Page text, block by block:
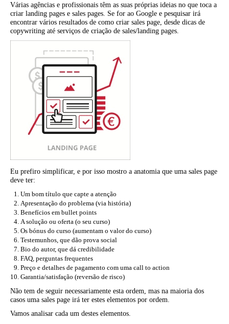
Várias agências e profissionais têm as suas próprias ideias no que toca a
criar landing pages e sales pages. Se for ao Google e pesquisar irá
encontrar vários resultados de como criar sales page, desde dicas de
copywriting até serviços de criação de sales/landing pages.
Eu prefiro simplificar, e por isso mostro a anatomia que uma sales page
deve ter:
Um bom título que capte a atenção
Apresentação do problema (via história)
Benefícios em bullet points
A solução ou oferta (o seu curso)
Os bónus do curso (aumentam o valor do curso)
Testemunhos, que dão prova social
Bio do autor, que dá credibilidade
FAQ, perguntas frequentes
Preço e detalhes de pagamento com uma call to action
Garantia/satisfação (reversão de risco)
Não tem de seguir necessariamente esta ordem, mas na maioria dos
casos uma sales page irá ter estes elementos por ordem.
Vamos analisar cada um destes elementos.